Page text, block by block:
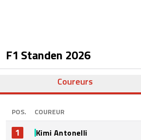
F1 Standen 2026
Coureurs
POS. COUREUR
1 Kimi Antonelli